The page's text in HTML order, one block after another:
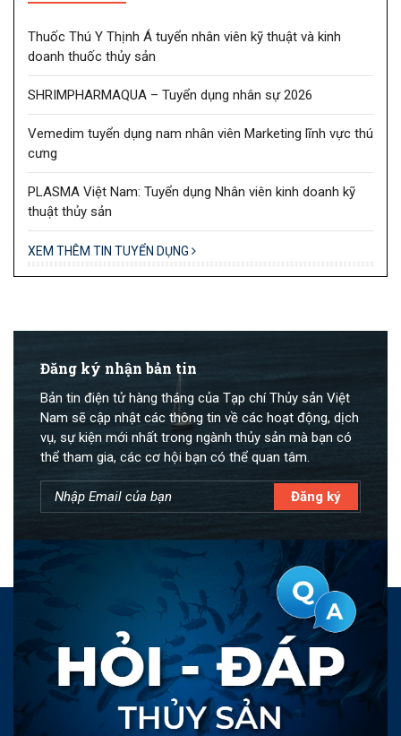
Thuốc Thú Y Thịnh Á tuyển nhân viên kỹ thuật và kinh
doanh thuốc thủy sản
SHRIMPHARMAQUA – Tuyển dụng nhân sự 2026
Vemedim tuyển dụng nam nhân viên Marketing lĩnh vực thú
cưng
PLASMA Việt Nam: Tuyển dụng Nhân viên kinh doanh kỹ
thuật thủy sản
XEM THÊM TIN TUYỂN DỤNG
Đăng ký nhận bản tin
Bản tin điện tử hàng tháng của Tạp chí Thủy sản Việt
Nam sẽ cập nhật các thông tin về các hoạt động, dịch
vụ, sự kiện mới nhất trong ngành thủy sản mà bạn có
thể tham gia, các cơ hội bạn có thể quan tâm.